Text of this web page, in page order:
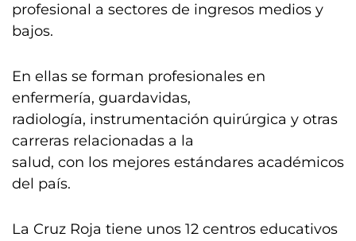
profesional a sectores de ingresos medios y
bajos.
En ellas se forman profesionales en
enfermería, guardavidas,
radiología, instrumentación quirúrgica y otras
carreras relacionadas a la
salud, con los mejores estándares académicos
del país.
La Cruz Roja tiene unos 12 centros educativos